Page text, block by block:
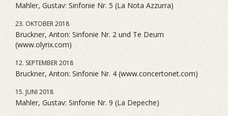
Mahler, Gustav: Sinfonie Nr. 5 (La Nota Azzurra)
23. OKTOBER 2018
Bruckner, Anton: Sinfonie Nr. 2 und Te Deum
(www.olyrix.com)
12. SEPTEMBER 2018
Bruckner, Anton: Sinfonie Nr. 4 (www.concertonet.com)
15. JUNI 2018
Mahler, Gustav: Sinfonie Nr. 9 (La Depeche)